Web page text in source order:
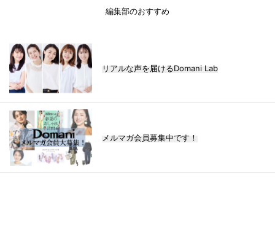
編集部のおすすめ
リアルな声を届けるDomani Lab
メルマガ会員募集中です！